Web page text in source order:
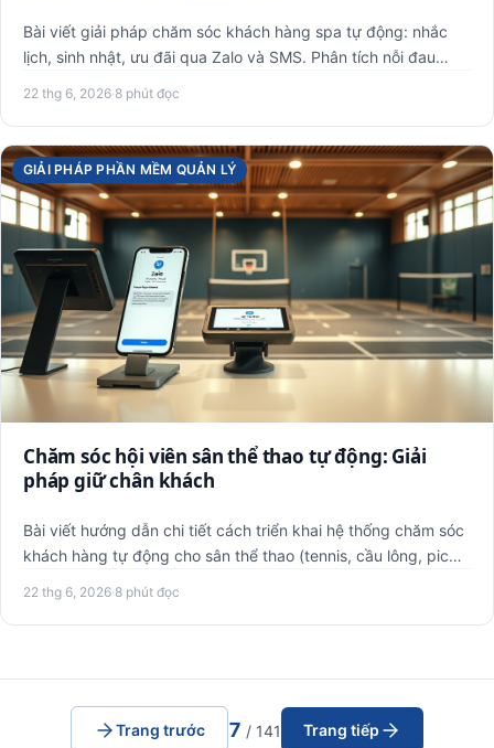
Bài viết giải pháp chăm sóc khách hàng spa tự động: nhắc
lịch, sinh nhật, ưu đãi qua Zalo và SMS. Phân tích nỗi đau
22 thg 6, 2026·8 phút đọc
GIẢI PHÁP PHẦN MỀM QUẢN LÝ
Chăm sóc hội viên sân thể thao tự động: Giải
pháp giữ chân khách
Bài viết hướng dẫn chi tiết cách triển khai hệ thống chăm sóc
khách hàng tự động cho sân thể thao (tennis, cầu lông, pic…
22 thg 6, 2026·8 phút đọc
Trang trước 7 / 141 Trang tiếp